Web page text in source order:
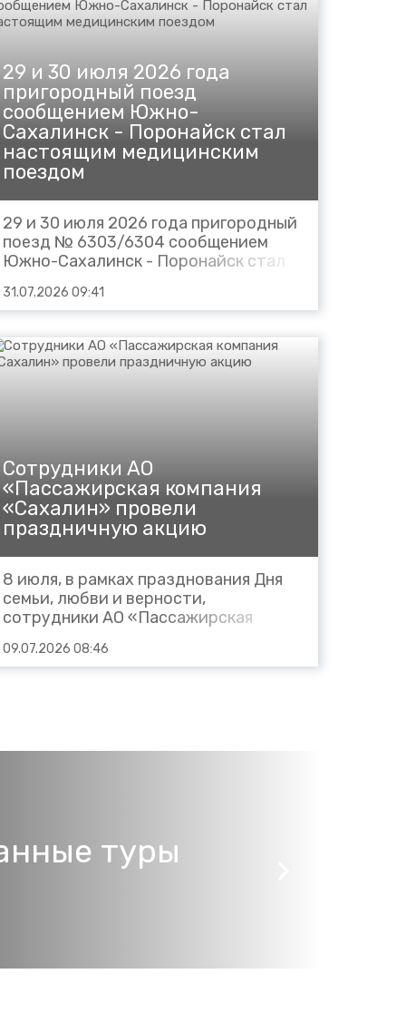
29 и 30 июля 2026 года
пригородный поезд
сообщением Южно-
Сахалинск - Поронайск стал
настоящим медицинским
поездом
29 и 30 июля 2026 года пригородный
поезд № 6303/6304 сообщением
Южно-Сахалинск - Поронайск стал
Акция, организованная РЖД
Медициной и АО «Пассажирская
компания «Сахалин», получила
положительный отклик пассажиров.
В пути следования фельдшер
31.07.2026 09:41
Cотрудники АО
«Пассажирская компания
«Сахалин» провели
праздничную акцию
8 июля, в рамках празднования Дня
семьи, любви и верности,
сотрудники АО «Пассажирская
праздничную акцию. Они спрашивали
у пассажиров пригородных поездов,
мнениями....
09.07.2026 08:46
туры